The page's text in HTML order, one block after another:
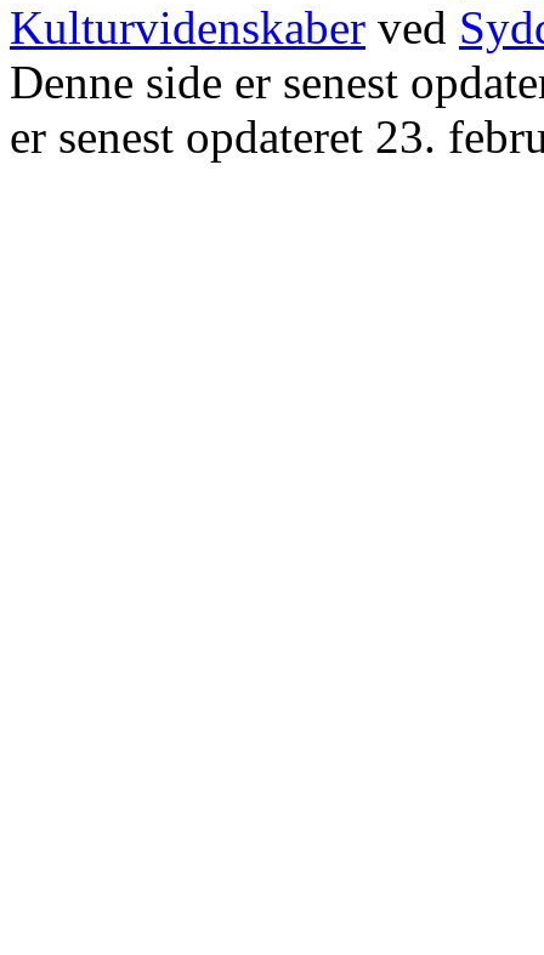
Kulturvidenskaber ved
Denne side er senest
er senest opdateret 23.